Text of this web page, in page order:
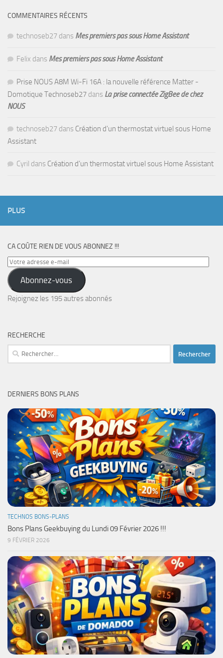
COMMENTAIRES RÉCENTS
technoseb27 dans Mes premiers pas sous Home Assistant
Felix dans Mes premiers pas sous Home Assistant
Prise NOUS A8M Wi-Fi 16A : la nouvelle référence Matter -
Domotique Technoseb27 dans La prise connectée ZigBee de chez
NOUS
technoseb27 dans Création d’un thermostat virtuel sous Home
Assistant
Cyril dans Création d’un thermostat virtuel sous Home Assistant
PLUS
CA COÛTE RIEN DE VOUS ABONNEZ !!!
Votre
adresse
e-
mail
Abonnez-vous
Rejoignez les 195 autres abonnés
RECHERCHE
Rechercher :
DERNIERS BONS PLANS
TECHNOS BONS-PLANS
Bons Plans Geekbuying du Lundi 09 Février 2026 !!!
9 FÉVRIER 2026